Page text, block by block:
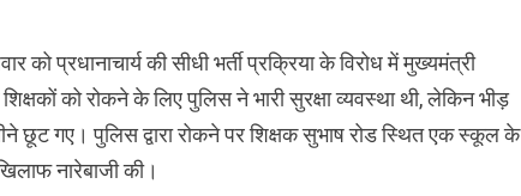
को प्रधानाचार्य की सीधी भर्ती प्रक्रिया के विरोध में मुख्यमंत्री
को रोकने के लिए पुलिस ने भारी सुरक्षा व्यवस्था थी, लेकिन भीड़
छूट गए। पुलिस द्वारा रोकने पर शिक्षक सुभाष रोड स्थित एक स्कूल के
नारेबाजी की।